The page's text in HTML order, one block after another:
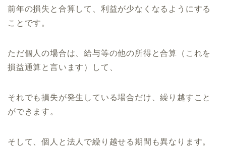
前年の損失と合算して、利益が少なくなるようにする
ことです。
ただ個人の場合は、給与等の他の所得と合算（ これを
損益通算と言います）して、
それでも損失が発生している場合だけ、繰り越すこと
ができます。
そして、個人と法人で繰り越せる期間も異なります。